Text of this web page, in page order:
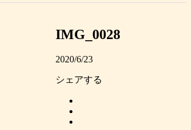
IMG_0028
2020/6/23
シェアする